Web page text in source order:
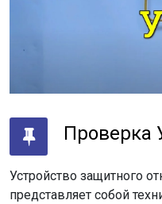
Проверка
Устройство защитного
представляет собой